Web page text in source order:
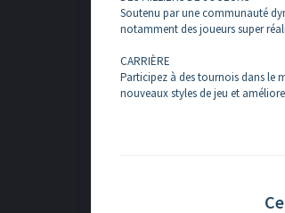
Soutenu par une communauté
notamment des joueurs super
CARRIÈRE
Participez à des tournois dans le
nouveaux styles de jeu et